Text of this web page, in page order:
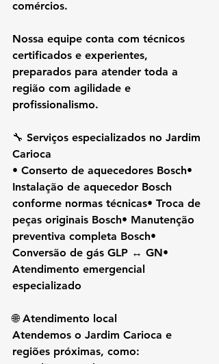
comércios.
Nossa equipe conta com técnicos
certificados e experientes,
preparados para atender toda a
região com agilidade e
profissionalismo.
🔧 Serviços especializados no Jardim
Carioca
• Conserto de aquecedores Bosch•
Instalação de aquecedor Bosch
conforme normas técnicas• Troca de
peças originais Bosch• Manutenção
preventiva completa Bosch•
Conversão de gás GLP ↔ GN•
Atendimento emergencial
especializado
🌐 Atendimento local
Atendemos o Jardim Carioca e
regiões próximas, como: